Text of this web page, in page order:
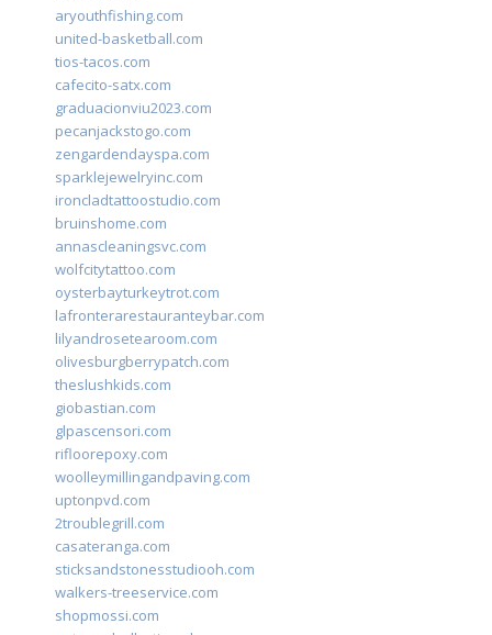
aryouthfishing.com
united-basketball.com
tios-tacos.com
cafecito-satx.com
graduacionviu2023.com
pecanjackstogo.com
zengardendayspa.com
sparklejewelryinc.com
ironcladtattoostudio.com
bruinshome.com
annascleaningsvc.com
wolfcitytattoo.com
oysterbayturkeytrot.com
lafronterarestauranteybar.com
lilyandrosetearoom.com
olivesburgberrypatch.com
theslushkids.com
giobastian.com
glpascensori.com
rifloorepoxy.com
woolleymillingandpaving.com
uptonpvd.com
2troublegrill.com
casateranga.com
sticksandstonesstudiooh.com
walkers-treeservice.com
shopmossi.com